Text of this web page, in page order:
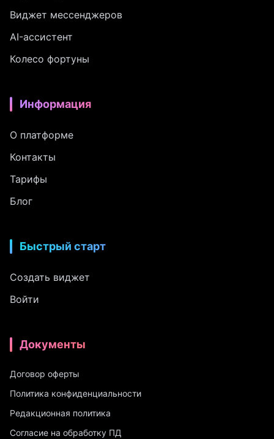
Виджет мессенджеров
AI-ассистент
Колесо фортуны
Информация
О платформе
Контакты
Тарифы
Блог
Быстрый старт
Создать виджет
Войти
Документы
Договор оферты
Политика конфиденциальности
Редакционная политика
Согласие на обработку ПД